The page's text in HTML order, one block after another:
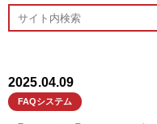
2025.04.09
FAQシステム